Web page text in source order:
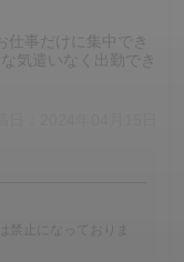
仕事だけに集中でき
気遣いなく出勤でき
禁止になっておりま